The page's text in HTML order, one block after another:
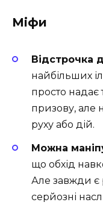
Міфи
Відстрочка
найбільших
просто надає
призову, але
руху або дій.
Можна
що обхід
Але завжди є
серйозні